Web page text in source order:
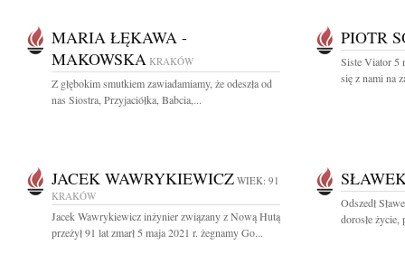
MARIA ŁĘKAWA -
MAKOWSKA KRAKÓW
Z głębokim smutkiem zawiadamiamy, że odeszła od
nas Siostra, Przyjaciółka, Babcia,...
PIOTR
Siste Viator 5
się z nami na
JACEK WAWRYKIEWICZ WIEK: 91
KRAKÓW
Jacek Wawrykiewicz inżynier związany z Nową Hutą
przeżył 91 lat zmarł 5 maja 2021 r. żegnamy Go...
Odszedł
dorosłe